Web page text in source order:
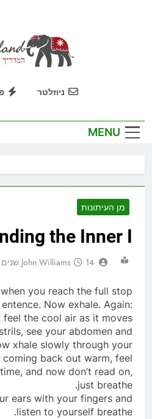
המדריך השלם
ניוזלטר
MENU
מן העיתונות
the Inner I
John Williams 14 שנים Ago
you reach the full stop
Now exhale. Again:
feel the cool air as it moves
see your abdomen and
xhale slowly through your
coming back out warm, feel
and now don’t read on,
just breathe.
ears with your fingers and
listen to yourself breathe.